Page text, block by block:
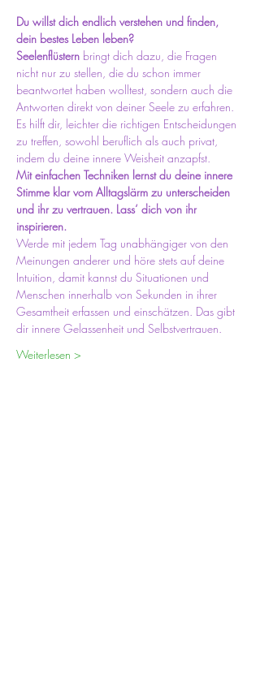
Du willst dich endlich verstehen und finden,
dein bestes Leben leben?
Seelenflüstern bringt dich dazu, die Fragen
nicht nur zu stellen, die du schon immer
beantwortet haben wolltest, sondern auch die
Antworten direkt von deiner Seele zu erfahren.
Es hilft dir, leichter die richtigen Entscheidungen
zu treffen, sowohl beruflich als auch privat,
indem du deine innere Weisheit anzapfst.
Mit einfachen Techniken lernst du deine innere
Stimme klar vom Alltagslärm zu unterscheiden
und ihr zu vertrauen. Lass‘ dich von ihr
inspirieren.
Werde mit jedem Tag unabhängiger von den
Meinungen anderer und höre stets auf deine
Intuition, damit kannst du Situationen und
Menschen innerhalb von Sekunden in ihrer
Gesamtheit erfassen und einschätzen. Das gibt
dir innere Gelassenheit und Selbstvertrauen.
Weiterlesen >